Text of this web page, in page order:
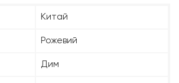
Китай
Рожевий
Дим